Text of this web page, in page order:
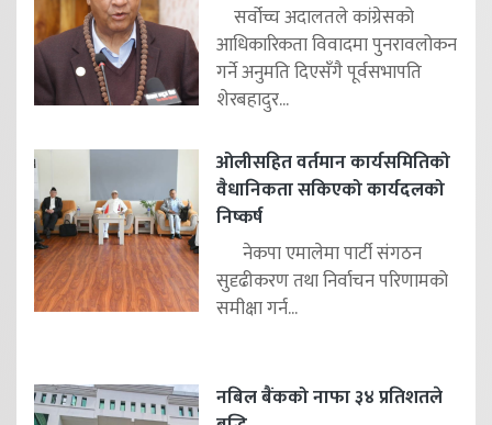
सर्वोच्च अदालतले कांग्रेसको
आधिकारिकता विवादमा पुनरावलोकन
गर्ने अनुमति दिएसँगै पूर्वसभापति
शेरबहादुर...
ओलीसहित वर्तमान कार्यसमितिको
वैधानिकता सकिएको कार्यदलको
निष्कर्ष
नेकपा एमालेमा पार्टी संगठन
सुदृढीकरण तथा निर्वाचन परिणामको
समीक्षा गर्न...
नबिल बैंकको नाफा ३४ प्रतिशतले